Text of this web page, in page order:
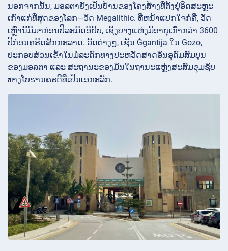
ນອກຈາກນັ້ນ, ມອລຕາຍັງເປັນບ້ານຂອງໂຄງສ້າງທີ່ຕັ້ງຢູ່ອິດສະຫຼະ
ເກົ່າແກ່ທີ່ສຸດຂອງໂລກ—ວັດ Megalithic. ທີ່ຫນ້າແປກໃຈກໍຄື, ວັດ
ເຫຼົ່ານີ້ມີມາກ່ອນປີລະມິດອີຢິບ, ເຊິ່ງບາງແຫ່ງມີອາຍຸເກົ່າກວ່າ 3600
ປີກ່ອນຄຣິດສັກກະລາດ. ວັດຕ່າງໆ, ເຊັ່ນ Ġgantija ໃນ Gozo,
ປະກອບສ່ວນເຂົ້າໃນມໍລະດົກທາງປະຫວັດສາດອັນອຸດົມສົມບູນ
ຂອງມອລຕາ ແລະ ສະຖານະຂອງມັນໃນຖານະແຫຼ່ງສະສົມຂຸມຊັບ
ທາງໂບຮານຄະດີທີ່ເປັນເອກະລັກ.